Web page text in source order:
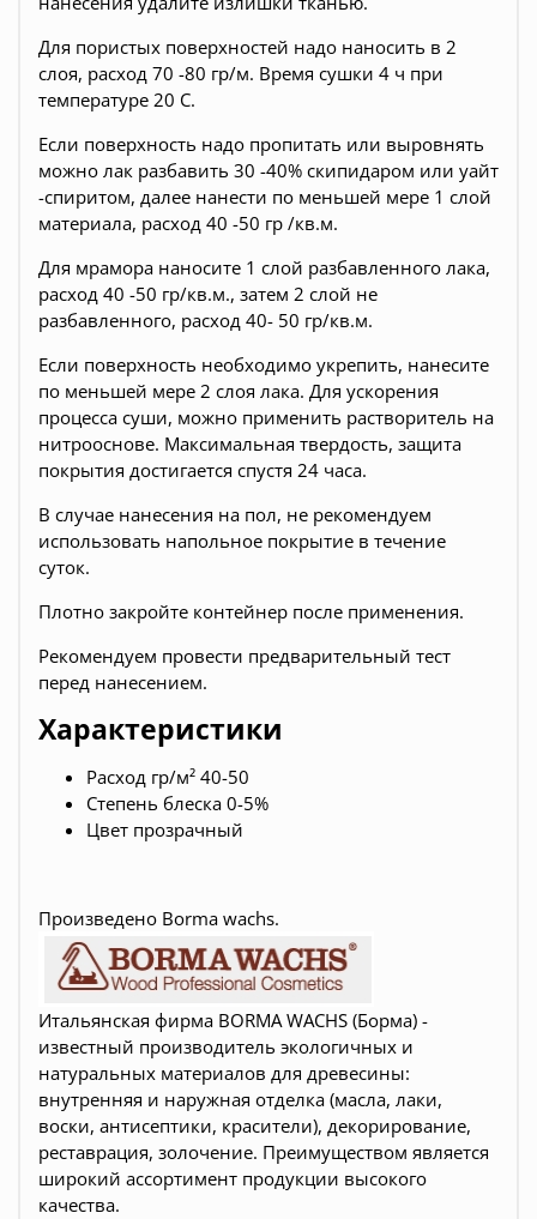
Для пористых поверхностей надо наносить в 2
слоя, расход 70 -80 гр/м. Время сушки 4 ч при
температуре 20 С.
Если поверхность надо пропитать или выровнять
можно лак разбавить 30 -40% скипидаром или уайт
-спиритом, далее нанести по меньшей мере 1 слой
материала, расход 40 -50 гр /кв.м.
Для мрамора наносите 1 слой разбавленного лака,
расход 40 -50 гр/кв.м., затем 2 слой не
разбавленного, расход 40- 50 гр/кв.м.
Если поверхность необходимо укрепить, нанесите
по меньшей мере 2 слоя лака. Для ускорения
процесса суши, можно применить растворитель на
нитрооснове. Максимальная твердость, защита
покрытия достигается спустя 24 часа.
В случае нанесения на пол, не рекомендуем
использовать напольное покрытие в течение
суток.
Плотно закройте контейнер после применения.
Рекомендуем провести предварительный тест
перед нанесением.
Характеристики
Расход гр/м² 40-50
Степень блеска 0-5%
Цвет прозрачный
Произведено Borma wachs.
Итальянская фирма BORMA WACHS (Борма) -
известный производитель экологичных и
натуральных материалов для древесины:
внутренняя и наружная отделка (масла, лаки,
воски, антисептики, красители), декорирование,
реставрация, золочение. Преимуществом является
широкий ассортимент продукции высокого
качества.